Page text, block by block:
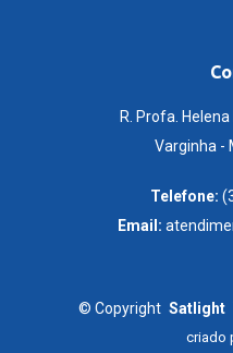
R. Profa.
Varginha -
Telefone:
Email:
© Copyright Satlight
criado